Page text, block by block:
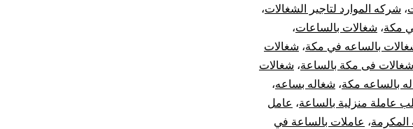
، شركه الموارد لتاجير الشغالات،
مكة، شغالات بالساعات،
بالساعه في مكة، شغالات
شغالات فى مكة بالساعة، شغالات
بالساعه مكة، شغاله بساعه،
عاملة منزلية بالساعة، عامل
المكرمة، عاملات بالساعة في